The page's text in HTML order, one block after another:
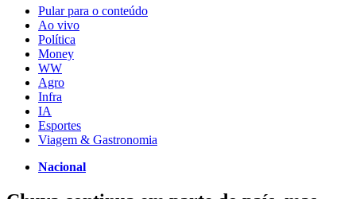
Pular para o conteúdo
Ao vivo
Política
Money
WW
Agro
Infra
IA
Esportes
Viagem & Gastronomia
Nacional